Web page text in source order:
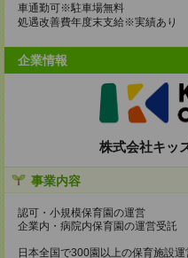
車通勤可※駐車場無料
処遇改善費年度末支給※実績あり
企業情報
株式会社キッ
事業内容
認可・小規模保育園の運営
企業内・病院内保育園の運営受託
日本全国で300園以上の保育施設運